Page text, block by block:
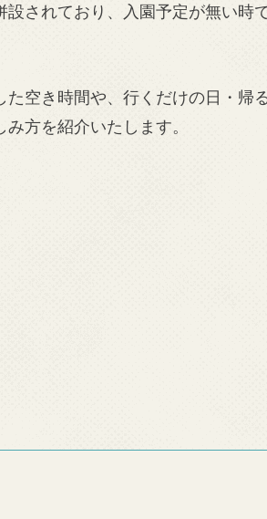
されており、入園予定が無い時
た空き時間や、行くだけの日・帰
方を紹介いたします。